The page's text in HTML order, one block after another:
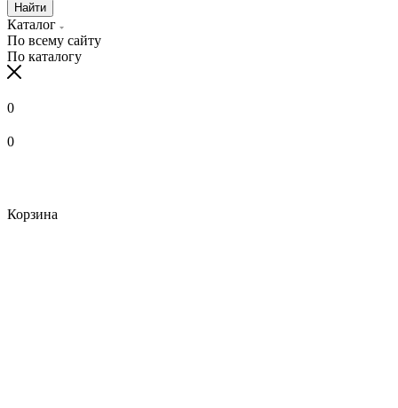
Найти
Каталог
По всему сайту
По каталогу
0
0
Корзина